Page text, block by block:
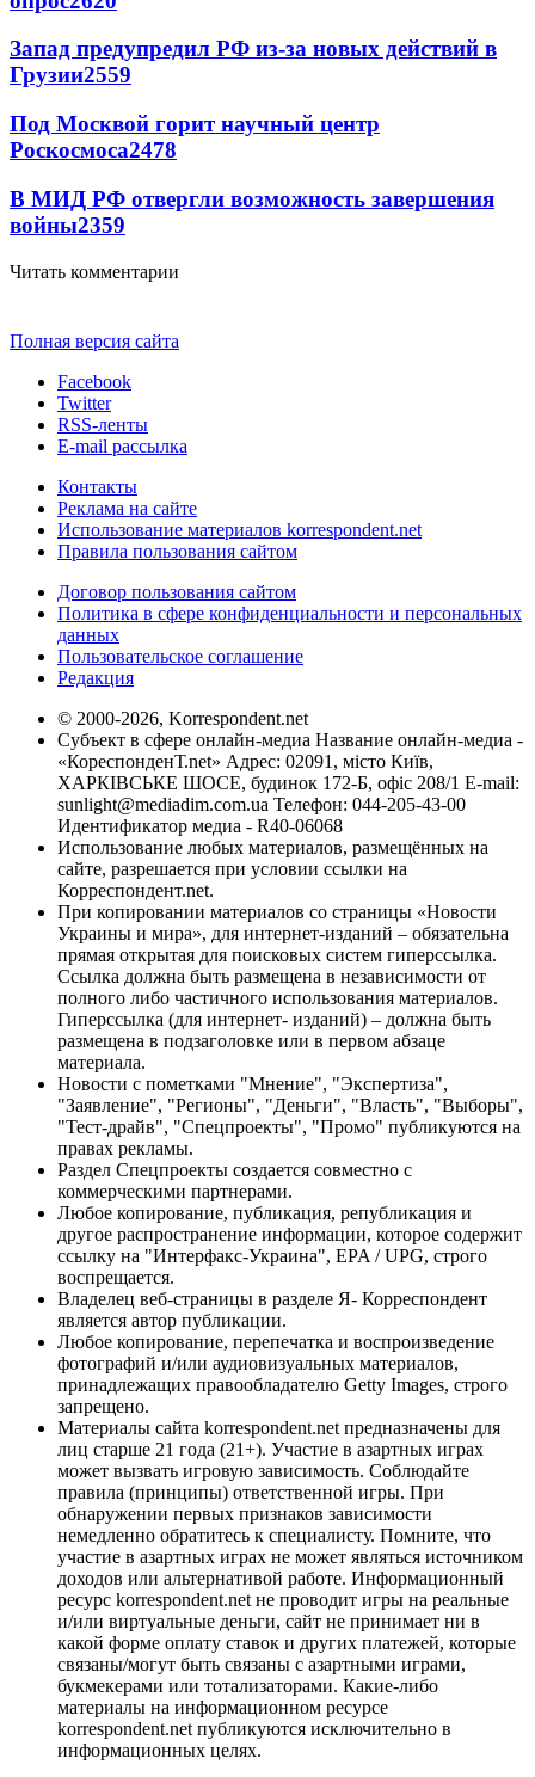
Запад предупредил РФ из-за новых действий в
Грузии2559
Под Москвой горит научный центр
Роскосмоса2478
В МИД РФ отвергли возможность завершения
войны2359
Читать комментарии
Полная версия сайта
Facebook
Twitter
RSS-ленты
E-mail рассылка
Контакты
Реклама на сайте
Использование материалов korrespondent.net
Правила пользования сайтом
Договор пользования сайтом
Политика в сфере конфиденциальности и персональных
данных
Пользовательское соглашение
Редакция
© 2000-2026, Korrespondent.net
Субъект в сфере онлайн-медиа Название онлайн-медиа -
«КореспонденТ.net» Адрес: 02091, місто Київ,
ХАРКІВСЬКЕ ШОСЕ, будинок 172-Б, офіс 208/1 E-mail:
sunlight@mediadim.com.ua Телефон: 044-205-43-00
Идентификатор медиа - R40-06068
Использование любых материалов, размещённых на
сайте, разрешается при условии ссылки на
Корреспондент.net.
При копировании материалов со страницы «Новости
Украины и мира», для интернет-изданий – обязательна
прямая открытая для поисковых систем гиперссылка.
Ссылка должна быть размещена в независимости от
полного либо частичного использования материалов.
Гиперссылка (для интернет- изданий) – должна быть
размещена в подзаголовке или в первом абзаце
материала.
Новости с пометками "Мнение", "Экспертиза",
"Заявление", "Регионы", "Деньги", "Власть", "Выборы",
"Тест-драйв", "Спецпроекты", "Промо" публикуются на
правах рекламы.
Раздел Спецпроекты создается совместно с
коммерческими партнерами.
Любое копирование, публикация, републикация и
другое распространение информации, которое содержит
ссылку на "Интерфакс-Украина", EPA / UPG, строго
воспрещается.
Владелец веб-страницы в разделе Я- Корреспондент
является автор публикации.
Любое копирование, перепечатка и воспроизведение
фотографий и/или аудиовизуальных материалов,
принадлежащих правообладателю Getty Images, строго
запрещено.
Материалы сайта korrespondent.net предназначены для
лиц старше 21 года (21+). Участие в азартных играх
может вызвать игровую зависимость. Соблюдайте
правила (принципы) ответственной игры. При
обнаружении первых признаков зависимости
немедленно обратитесь к специалисту. Помните, что
участие в азартных играх не может являться источником
доходов или альтернативой работе. Информационный
ресурс korrespondent.net не проводит игры на реальные
и/или виртуальные деньги, сайт не принимает ни в
какой форме оплату ставок и других платежей, которые
связаны/могут быть связаны с азартными играми,
букмекерами или тотализаторами. Какие-либо
материалы на информационном ресурсе
korrespondent.net публикуются исключительно в
информационных целях.